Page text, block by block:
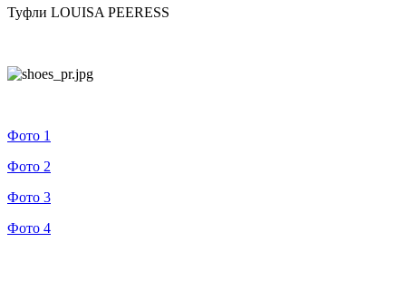
Туфли LOUISA PEERESS
Фото 1
Фото 2
Фото 3
Фото 4